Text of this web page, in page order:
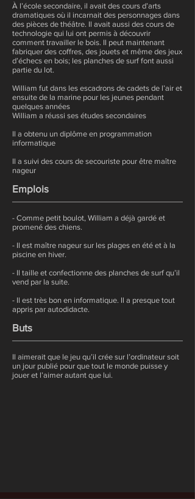
À l’école secondaire, il avait des cours d’arts
dramatiques où il incarnait des personnages dans
des pièces de théâtre. Il avait aussi des cours de
technologie qui lui ont permis à découvrir
comment travailler le bois. Il peut maintenant
fabriquer des coffres, des jouets et même des jeux
d’échecs en bois; les planches de surf font aussi
partie du lot.
William fut dans les escadrons de cadets de l’air et
ensuite de la marine pour les jeunes pendant
quelques années
William a réussi ses études secondaires
Il a obtenu un diplôme en programmation
informatique
Il a suivi des cours de secouriste pour être maître
nageur
Emplois
- Comme petit boulot, William a déjà gardé et
promené des chiens.
- Il est maître nageur sur les plages en été et à la
piscine en hiver.
- Il taille et confectionne des planches de surf qu’il
vend par la suite.
- Il est très bon en informatique. Il a presque tout
appris par autodidacte.
Buts
Il aimerait que le jeu qu’il crée sur l’ordinateur soit
un jour publié pour que tout le monde puisse y
jouer et l’aimer autant que lui.